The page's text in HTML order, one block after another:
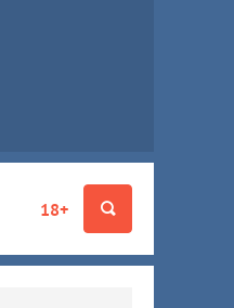
18+